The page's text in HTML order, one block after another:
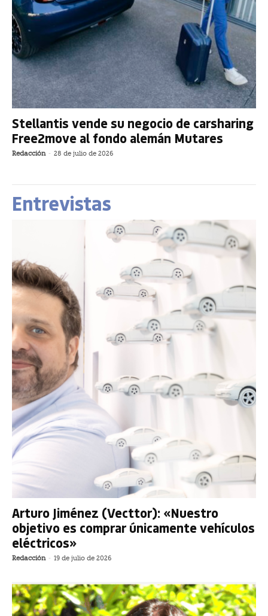
Stellantis vende su negocio de carsharing
Free2move al fondo alemán Mutares
Redacción - 28 de julio de 2026
Entrevistas
Arturo Jiménez (Vecttor): «Nuestro
objetivo es comprar únicamente vehículos
eléctricos»
Redacción - 19 de julio de 2026